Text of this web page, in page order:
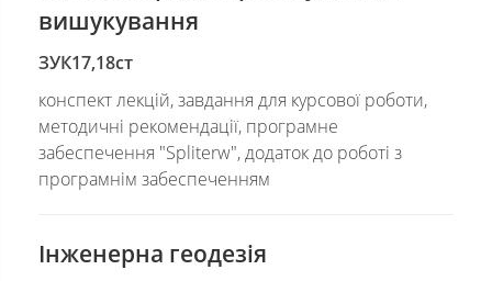
вишукування
ЗУК17,18ст
конспект лекцій, завдання для курсової роботи,
методичні рекомендації, програмне
забеспечення "Spliterw", додаток до роботі з
програмнім забеспеченням
Інженерна геодезія